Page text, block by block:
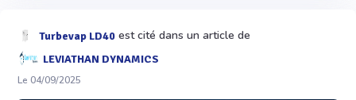
Turbevap LD40 est cité dans un article de
LEVIATHAN DYNAMICS
Le 04/09/2025